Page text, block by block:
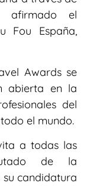
afirmado el
Fou España,
Awards se
abierta en la
del
el mundo.
a todas las
de la
candidatura